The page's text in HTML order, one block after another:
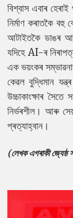
বিশ্বাস এবাৰ
নিৰ্মাণ কৰাতকৈ
আটাইতকৈ ডাঙৰ
যদিহে AI-ৰ
এক ভয়ংকৰ
কেৱল বুদ্ধিমান
উচ্চাকাংক্ষাৰ
নিৰ্ভৰশীল। আৰু
প্ৰত্যাহ্বান।
(লেখক এগৰাকী জ্যেষ্ঠ